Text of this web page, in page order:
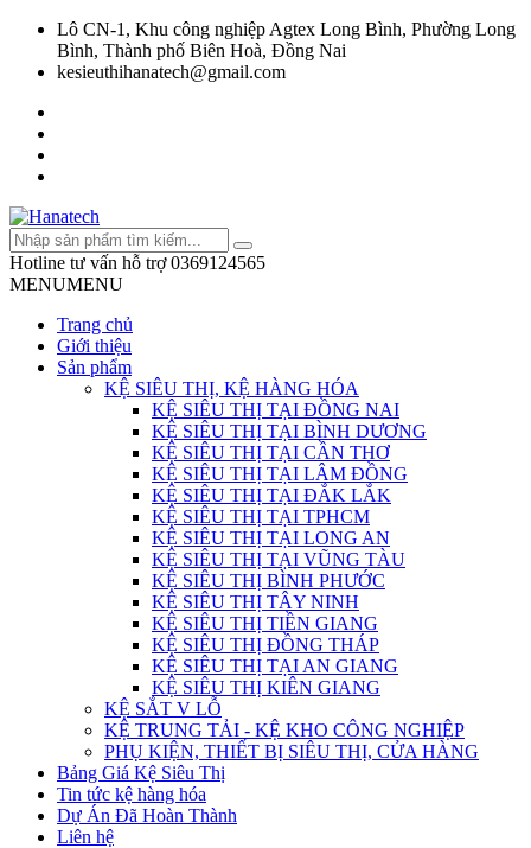
Lô CN-1, Khu công nghiệp Agtex Long Bình, Phường Long
Bình, Thành phố Biên Hoà, Đồng Nai
kesieuthihanatech@gmail.com
Hotline tư vấn hỗ trợ 0369124565
MENUMENU
Trang chủ
Giới thiệu
Sản phẩm
KỆ SIÊU THỊ, KỆ HÀNG HÓA
KỆ SIÊU THỊ TẠI ĐỒNG NAI
KỆ SIÊU THỊ TẠI BÌNH DƯƠNG
KỆ SIÊU THỊ TẠI CẦN THƠ
KỆ SIÊU THỊ TẠI LÂM ĐỒNG
KỆ SIÊU THỊ TẠI ĐẮK LẮK
KỆ SIÊU THỊ TẠI TPHCM
KỆ SIÊU THỊ TẠI LONG AN
KỆ SIÊU THỊ TẠI VŨNG TÀU
KỆ SIÊU THỊ BÌNH PHƯỚC
KỆ SIÊU THỊ TÂY NINH
KỆ SIÊU THỊ TIỀN GIANG
KỆ SIÊU THỊ ĐỒNG THÁP
KỆ SIÊU THỊ TẠI AN GIANG
KỆ SIÊU THỊ KIÊN GIANG
KỆ SẮT V LỖ
KỆ TRUNG TẢI - KỆ KHO CÔNG NGHIỆP
PHỤ KIỆN, THIẾT BỊ SIÊU THỊ, CỬA HÀNG
Bảng Giá Kệ Siêu Thị
Tin tức kệ hàng hóa
Dự Án Đã Hoàn Thành
Liên hệ